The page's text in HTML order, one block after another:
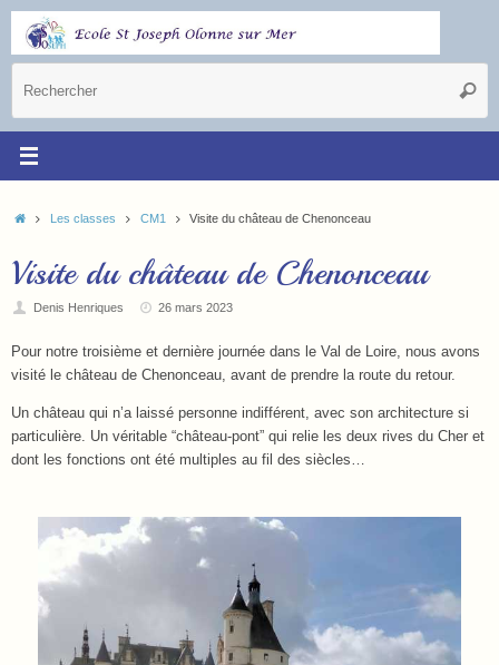
Les classes CM1 Visite du château de Chenonceau
Visite du château de Chenonceau
Denis Henriques 26 mars 2023
Pour notre troisième et dernière journée dans le Val de Loire, nous avons
visité le château de Chenonceau, avant de prendre la route du retour.
Un château qui n’a laissé personne indifférent, avec son architecture si
particulière. Un véritable “château-pont” qui relie les deux rives du Cher et
dont les fonctions ont été multiples au fil des siècles…